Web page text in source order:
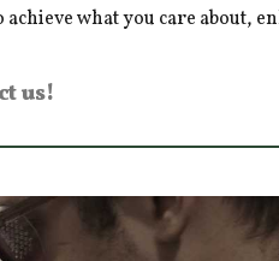
what you care about,
us!